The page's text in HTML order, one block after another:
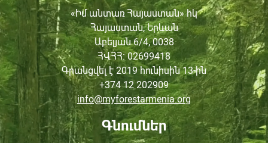
«Իմ անտառ Հայաստան» հկ
Հայաստան, Երևան
Աբելյան 6/4, 0038
ՀՎՀՀ: 02699418
Գրանցվել է 2019 հունիսին13-ին
+374 12 202909
info@myforestarmenia.org
Գնումներ